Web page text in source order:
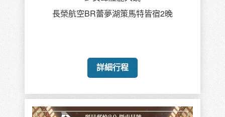
長榮航空BR蕾夢湖策馬特皆宿2晚
詳細行程